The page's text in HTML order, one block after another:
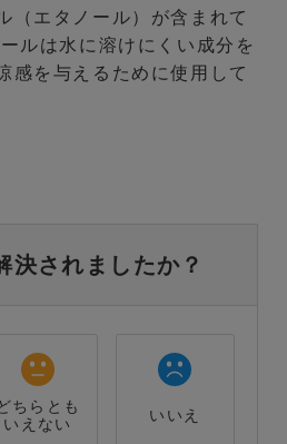
（エタノール）が含まれて
ルは水に溶けにくい成分を
感を与えるために使用して
決されましたか？
ちらとも
いえない
いいえ